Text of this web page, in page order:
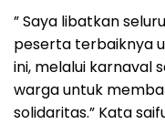
” Saya libatkan
peserta terbaiknya
ini, melalui karnaval
warga untuk
solidaritas.” Kata